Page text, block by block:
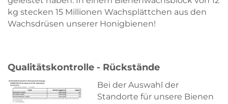
kg stecken 15 Millionen Wachsplättchen aus den
Wachsdrüsen unserer Honigbienen!
Qualitätskontrolle - Rückstände
Bei der Auswahl der
Standorte für unsere Bienen